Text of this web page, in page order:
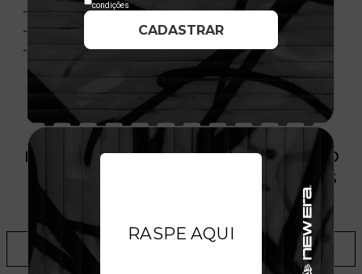
- Composição: 95% Poliéster 5% Elastano
- Importado
- Licença Oficial
PRODUTO SEM ESTOQUE DÍSPONÍVEL NO
SITE, CONSULTE A DISPONIBILIDADE NAS
ADICIONAR A LISTA DE DESEJOS